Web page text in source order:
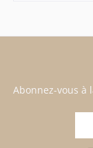
Abonnez-vous à